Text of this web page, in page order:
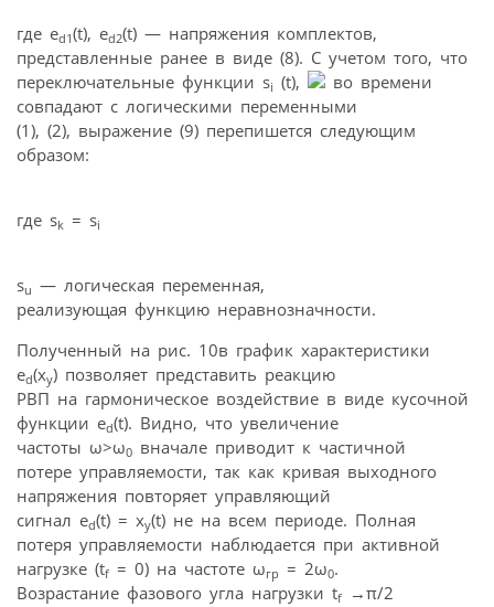
где ed1(t), ed2(t) — напряжения комплектов,
представленные ранее в виде (8). С учетом того, что
переключательные функции si (t),
во времени
совпадают с логическими переменными
(1), (2), выражение (9) перепишется следующим
образом:
где sk = si
su — логическая переменная,
реализующая функцию неравнозначности.
Полученный на рис. 10в график характеристики
ed(xy) позволяет представить реакцию
РВП на гармоническое воздействие в виде кусочной
функции ed(t). Видно, что увеличение
частоты ω>ω0 вначале приводит к частичной
потере управляемости, так как кривая выходного
напряжения повторяет управляющий
сигнал ed(t) = xy(t) не на всем периоде. Полная
потеря управляемости наблюдается при активной
нагрузке (tf = 0) на частоте ωгр = 2ω0.
Возрастание фазового угла нагрузки tf
→π/2